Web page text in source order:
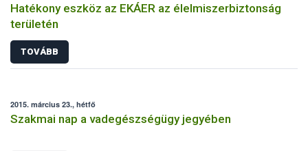
Hatékony eszköz az EKÁER az élelmiszerbiztonság
területén
TOVÁBB
2015. március 23., hétfő
Szakmai nap a vadegészségügy jegyében